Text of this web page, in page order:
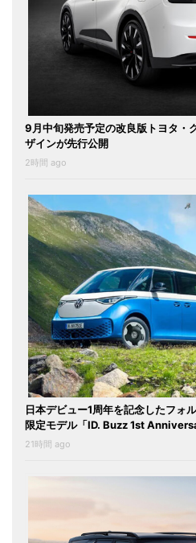
9月中旬発売予定の改良版トヨタ・
ザインが先行公開
2時間 ago
日本デビュー1周年を記念したフォ
限定モデル「ID. Buzz 1st
21時間 ago